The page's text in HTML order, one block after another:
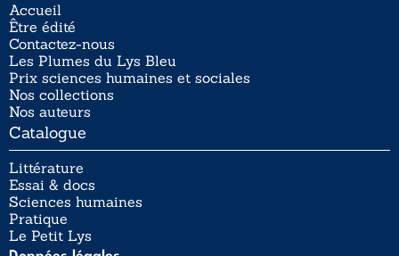
Accueil
Être édité
Contactez-nous
Les Plumes du Lys Bleu
Prix sciences humaines et sociales
Nos collections
Nos auteurs
Catalogue
Littérature
Essai & docs
Sciences humaines
Pratique
Le Petit Lys